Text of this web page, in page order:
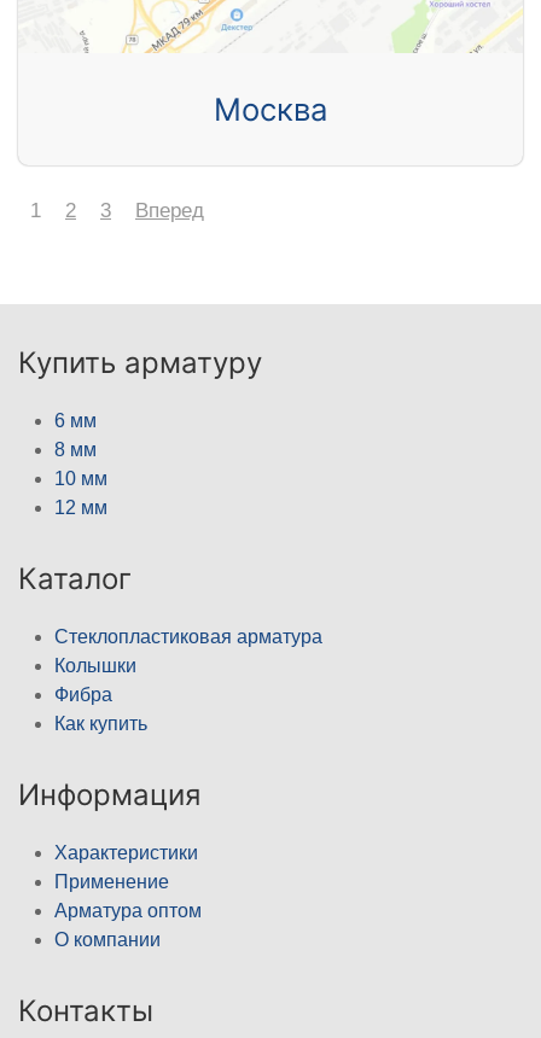
Москва
1 2 3 Вперед
Купить арматуру
6 мм
8 мм
10 мм
12 мм
Каталог
Стеклопластиковая арматура
Колышки
Фибра
Как купить
Информация
Характеристики
Применение
Арматура оптом
О компании
Контакты